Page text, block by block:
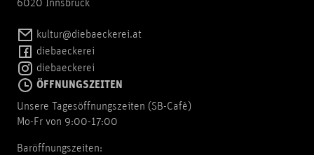
6020 Innsbruck
kultur@diebaeckerei.at
diebaeckerei
diebaeckerei
ÖFFNUNGSZEITEN
Unsere Tagesöffnungszeiten (SB-Cafè)
Mo-Fr von 9:00-17:00
Baröffnungszeiten: